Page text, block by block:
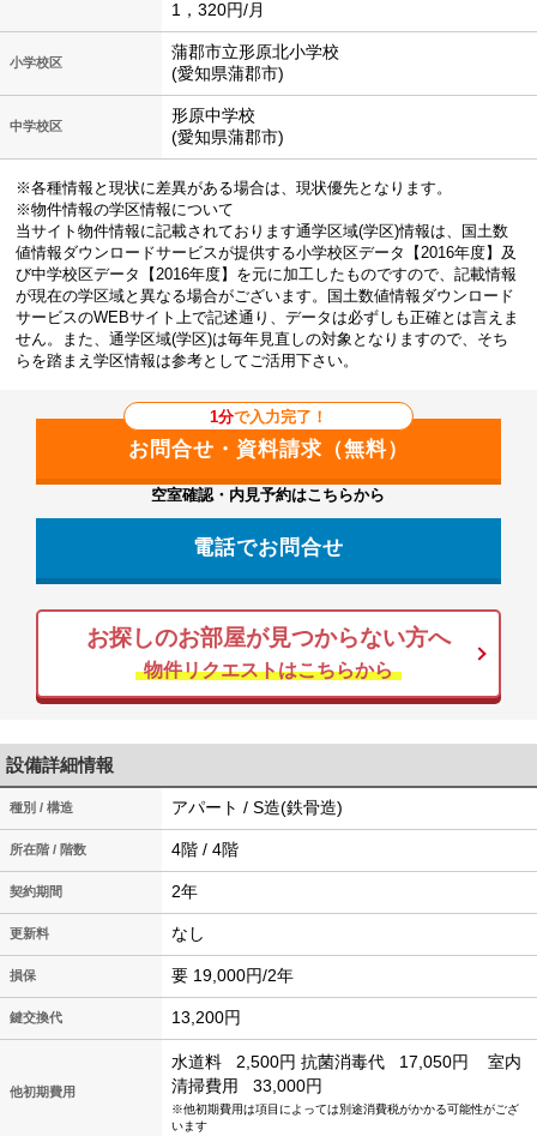
1，320円/月
小学校区
蒲郡市立形原北小学校
(愛知県蒲郡市)
中学校区
形原中学校
(愛知県蒲郡市)
※各種情報と現状に差異がある場合は、現状優先となります。
※物件情報の学区情報について
当サイト物件情報に記載されております通学区域(学区)情報は、国土数
値情報ダウンロードサービスが提供する小学校区データ【2016年度】及
び中学校区データ【2016年度】を元に加工したものですので、記載情報
が現在の学区域と異なる場合がございます。国土数値情報ダウンロード
サービスのWEBサイト上で記述通り、データは必ずしも正確とは言えま
せん。また、通学区域(学区)は毎年見直しの対象となりますので、そち
らを踏まえ学区情報は参考としてご活用下さい。
1分で入力完了！
空室確認・内見予約はこちらから
電話でお問合せ
お探しのお部屋が見つからない方へ
物件リクエストはこちらから
設備詳細情報
種別 / 構造 アパート / S造(鉄骨造)
所在階 / 階数 4階 / 4階
契約期間 2年
更新料 なし
損保 要 19,000円/2年
鍵交換代 13,200円
他初期費用
水道料 2,500円 抗菌消毒代 17,050円
室内
清掃費用
33,000円
※他初期費用は項目によっては別途消費税がかかる可能性がござ
います